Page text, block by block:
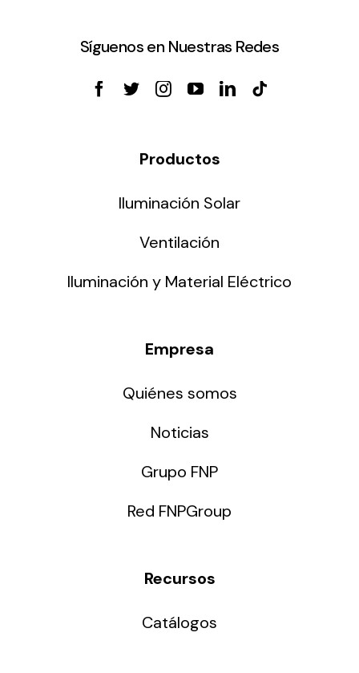
Síguenos en Nuestras Redes
Productos
Iluminación Solar
Ventilación
Iluminación y Material Eléctrico
Empresa
Quiénes somos
Noticias
Grupo FNP
Red FNPGroup
Recursos
Catálogos